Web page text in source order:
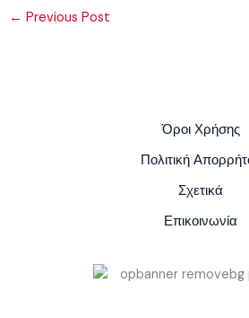
← Previous Post
Όροι Χρήσης
Πολιτική
Σχετικά
Επικοινωνία